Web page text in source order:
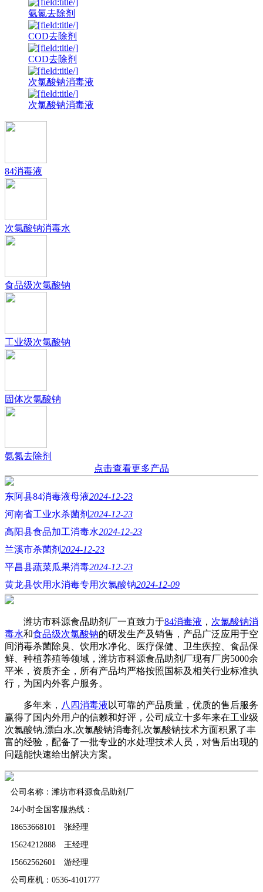
氨氮去除剂
COD去除剂
COD去除剂
次氯酸钠消毒液
次氯酸钠消毒液
84消毒液
次氯酸钠消毒水
食品级次氯酸钠
工业级次氯酸钠
固体次氯酸钠
氨氮去除剂
点击查看更多产品
东阿县84消毒液母液2024-12-23
河南省工业水杀菌剂 2024-12-23
高阳县食品加工消毒水2024-12-23
兰溪市杀菌剂 2024-12-23
平昌县蔬菜瓜果消毒2024-12-23
黄龙县饮用水消毒专用次氯酸钠2024-12-09
潍坊市科源食品助剂厂一直致力于84消毒液 ， 次氯酸钠消
毒水和食品级次氯酸钠的研发生产及销售，产品广泛应用于空
间消毒杀菌除臭、饮用水净化、医疗保健、卫生疾控、食品保
鲜、种植养殖等领域，潍坊市科源食品助剂厂现有厂房5000余
平米，资质齐全，所有产品均严格按照国标及相关行业标准执
行，为国内外客户服务。
多年来， 八四消毒液 以可靠的产品质量，优质的售后服务
赢得了国内外用户的信赖和好评，公司成立十多年来在工业级
次氯酸钠,漂白水,次氯酸钠消毒剂,次氯酸钠技术方面积累了丰
富的经验，配备了一批专业的水处理技术人员，对售后出现的
问题能快速给出解决方案。
公司名称：潍坊市科源食品助剂厂
24小时全国客服热线：
18653668101 张经理
15624212888 王经理
15662562601 游经理
公司座机：0536-4101777